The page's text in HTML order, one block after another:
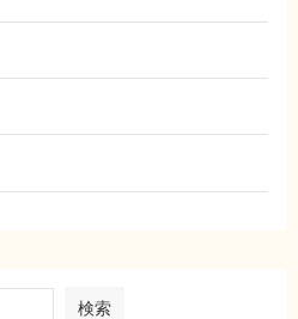
検索